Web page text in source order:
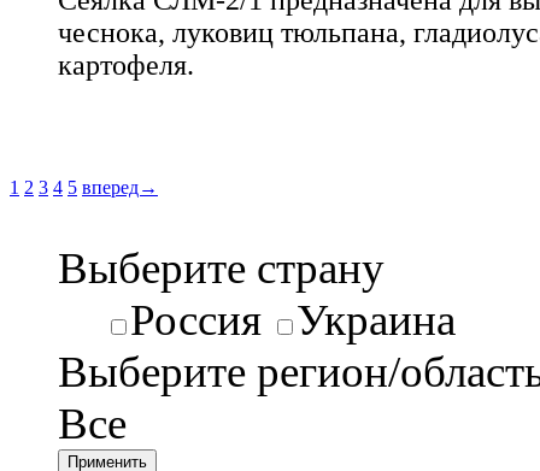
чеснока, луковиц тюльпана,
картофеля.
1 2 3 4 5 вперед→
Выберите страну
Россия
Украина
Выберите регион/
Все